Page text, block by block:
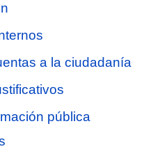
a la ciudadanía
pública